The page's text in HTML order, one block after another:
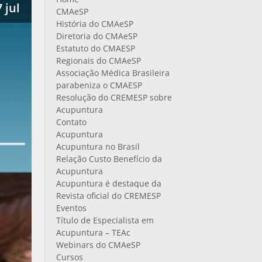
jul
CMAeSP
História do CMAeSP
Diretoria do CMAeSP
Estatuto do CMAESP
Regionais do CMAeSP
Associação Médica Brasileira
parabeniza o CMAESP
Resolução do CREMESP sobre
Acupuntura
Contato
Acupuntura
Acupuntura no Brasil
Relação Custo Benefício da
Acupuntura
Acupuntura é destaque da
Revista oficial do CREMESP
Eventos
Título de Especialista em
Acupuntura – TEAc
Webinars do CMAeSP
Cursos